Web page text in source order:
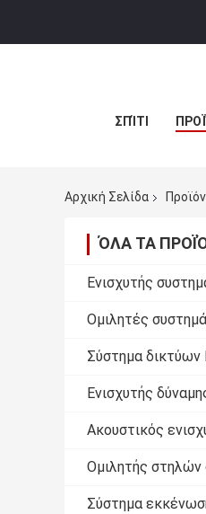
ΣΠΊΤΙ
Αρχική Σελίδα
ΌΛΑ ΤΑ
Ενισχυτής
Ομιλητές
Σύστημα δικτύων
Ενισχυτής
Ακουστικός
Ομιλητής
Σύστημα